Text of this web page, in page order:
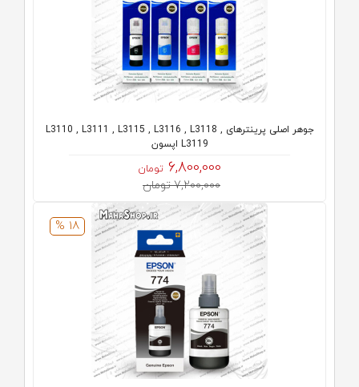
جوهر اصلی پرینترهای L3110 , L3111 , L3115 , L3116 , L3118 ,
L3119 اپسون
6,800,000 تومان
7,200,000 تومان
18 %